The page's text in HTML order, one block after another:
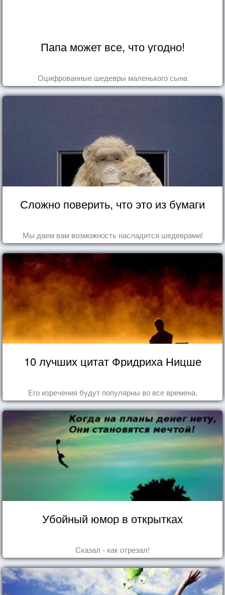
Папа может все, что угодно!
Оцифрованные шедевры маленького сына
Сложно поверить, что это из бумаги
Мы даем вам возможность насладится шедеврами!
10 лучших цитат Фридриха Ницше
Его изречения будут популярны во все времена.
Убойный юмор в открытках
Сказал - как отрезал!